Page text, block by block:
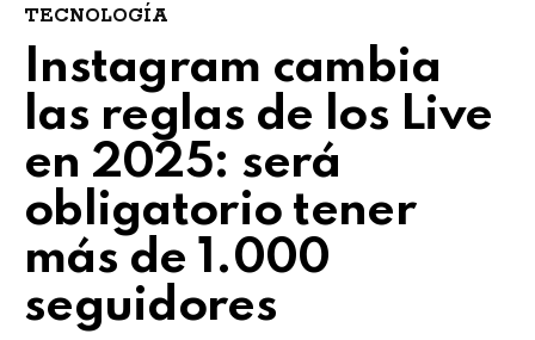
TECNOLOGÍA
Instagram cambia
las reglas de los Live
en 2025: será
obligatorio tener
más de 1.000
seguidores